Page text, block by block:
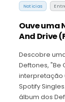
Noticias
Ouve uma
And Drive
Descobre
Deftones, "Be
interpretação
Spotify
álbum dos